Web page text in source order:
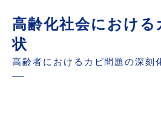
高齢化社会における
状
高齢者におけるカビ問題の深刻